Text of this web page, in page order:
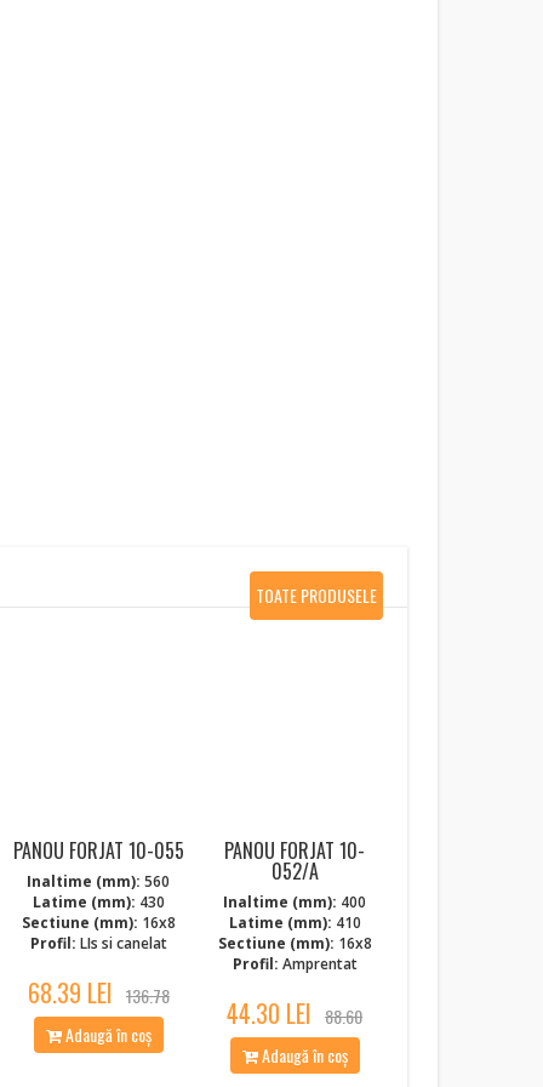
PANOU FORJAT 10-055
Inaltime (mm): 560
Latime (mm): 430
Sectiune (mm): 16x8
Profil: LIs si canelat
68.39 LEI 136.78
Adaugă în coș
PANOU FORJAT 10-
052/A
Inaltime (mm): 400
Latime (mm): 410
Sectiune (mm): 16x8
Profil: Amprentat
44.30 LEI 88.60
Adaugă în coș
TOATE PRODUSELE